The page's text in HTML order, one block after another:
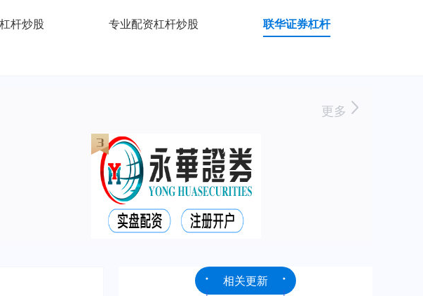
杆炒股 专业配资杠杆炒股 联华证券杠杆
更多
相关更新